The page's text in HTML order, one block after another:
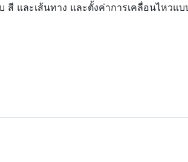
และเส้นทาง และตั้งค่าการเคลื่อนไหวแบ